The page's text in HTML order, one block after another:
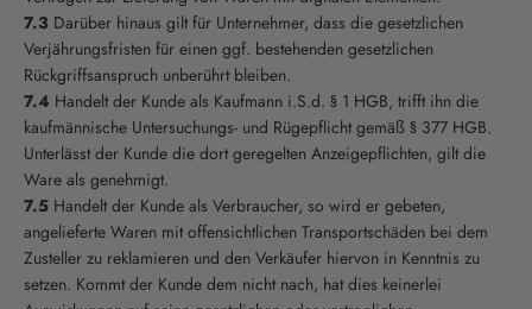
7.3 Darüber hinaus gilt für Unternehmer, dass die gesetzlichen
Verjährungsfristen für einen ggf. bestehenden gesetzlichen
Rückgriffsanspruch unberührt bleiben.
7.4 Handelt der Kunde als Kaufmann i.S.d. § 1 HGB, trifft ihn die
kaufmännische Untersuchungs- und Rügepflicht gemäß § 377 HGB.
Unterlässt der Kunde die dort geregelten Anzeigepflichten, gilt die
Ware als genehmigt.
7.5 Handelt der Kunde als Verbraucher, so wird er gebeten,
angelieferte Waren mit offensichtlichen Transportschäden bei dem
Zusteller zu reklamieren und den Verkäufer hiervon in Kenntnis zu
setzen. Kommt der Kunde dem nicht nach, hat dies keinerlei